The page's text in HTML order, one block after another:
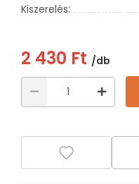
Kiszerelés:
2 430 Ft /db